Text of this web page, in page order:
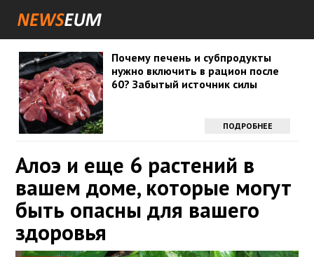
Почему печень и субпродукты
нужно включить в рацион после
60? Забытый источник силы
ПОДРОБНЕЕ
Алоэ и еще 6 растений в
вашем доме, которые могут
быть опасны для вашего
здоровья